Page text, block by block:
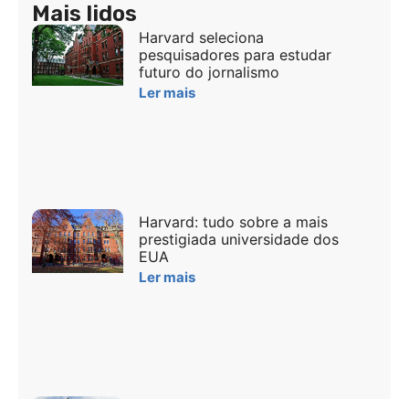
Mais lidos
Harvard seleciona
pesquisadores para estudar
futuro do jornalismo
Ler mais
Harvard: tudo sobre a mais
prestigiada universidade dos
EUA
Ler mais